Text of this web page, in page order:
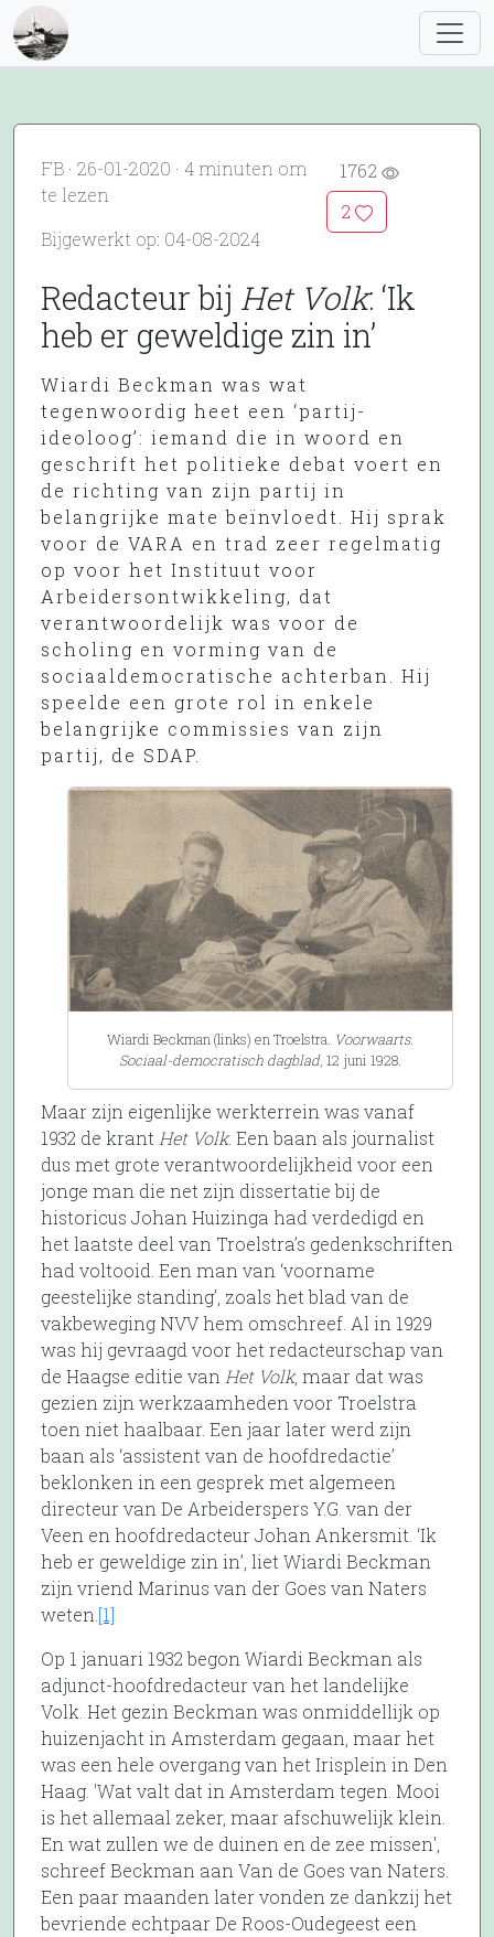
FB · 26-01-2020 · 4 minuten om
te lezen
Bijgewerkt op: 04-08-2024
1762
2
Redacteur bij Het Volk: ‘Ik
heb er geweldige zin in’
Wiardi Beckman was wat
tegenwoordig heet een ‘partij-
ideoloog’: iemand die in woord en
geschrift het politieke debat voert en
de richting van zijn partij in
belangrijke mate beïnvloedt. Hij sprak
voor de VARA en trad zeer regelmatig
op voor het Instituut voor
Arbeidersontwikkeling, dat
verantwoordelijk was voor de
scholing en vorming van de
sociaaldemocratische achterban. Hij
speelde een grote rol in enkele
belangrijke commissies van zijn
partij, de SDAP.
Wiardi Beckman (links) en Troelstra. Voorwaarts.
Sociaal-democratisch dagblad, 12 juni 1928.
Maar zijn eigenlijke werkterrein was vanaf
1932 de krant Het Volk. Een baan als journalist
dus met grote verantwoordelijkheid voor een
jonge man die net zijn dissertatie bij de
historicus Johan Huizinga had verdedigd en
het laatste deel van Troelstra’s gedenkschriften
had voltooid. Een man van ‘voorname
geestelijke standing’, zoals het blad van de
vakbeweging NVV hem omschreef. Al in 1929
was hij gevraagd voor het redacteurschap van
de Haagse editie van Het Volk, maar dat was
gezien zijn werkzaamheden voor Troelstra
toen niet haalbaar. Een jaar later werd zijn
baan als ‘assistent van de hoofdredactie’
beklonken in een gesprek met algemeen
directeur van De Arbeiderspers Y.G. van der
Veen en hoofdredacteur Johan Ankersmit. ‘Ik
heb er geweldige zin in’, liet Wiardi Beckman
zijn vriend Marinus van der Goes van Naters
weten. [1]
Op 1 januari 1932 begon Wiardi Beckman als
adjunct-hoofdredacteur van het landelijke
Volk. Het gezin Beckman was onmiddellijk op
huizenjacht in Amsterdam gegaan, maar het
was een hele overgang van het Irisplein in Den
Haag. 'Wat valt dat in Amsterdam tegen. Mooi
is het allemaal zeker, maar afschuwelijk klein.
En wat zullen we de duinen en de zee missen',
schreef Beckman aan Van de Goes van Naters.
Een paar maanden later vonden ze dankzij het
bevriende echtpaar De Roos-Oudegeest een